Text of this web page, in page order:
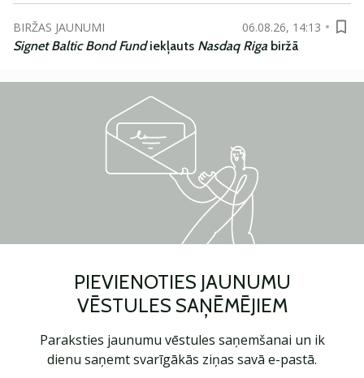
BIRŽAS JAUNUMI
06.08.26, 14:13
Signet Baltic Bond Fundiekļauts Nasdaq Riga biržā
PIEVIENOTIES JAUNUMU
VĒSTULES SAŅĒMĒJIEM
Paraksties jaunumu vēstules saņemšanai un ik
dienu saņemt svarīgākās ziņas savā e-pastā.